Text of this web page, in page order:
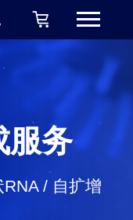
服务
/ 自扩增